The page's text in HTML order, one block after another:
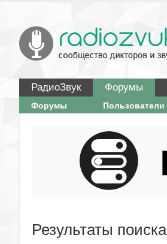
РадиоЗвук Форумы
Форумы Пользователи
Результаты поиска